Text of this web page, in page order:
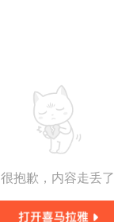
很抱歉，内容走丢了